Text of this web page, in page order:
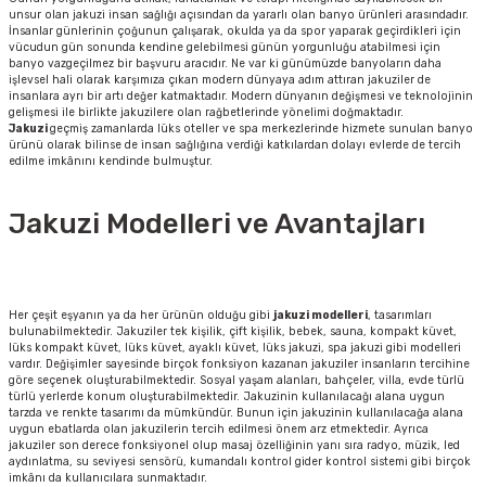
unsur olan jakuzi insan sağlığı açısından da yararlı olan banyo ürünleri arasındadır.
İnsanlar günlerinin çoğunun çalışarak, okulda ya da spor yaparak geçirdikleri için
vücudun gün sonunda kendine gelebilmesi günün yorgunluğu atabilmesi için
banyo vazgeçilmez bir başvuru aracıdır. Ne var ki günümüzde banyoların daha
işlevsel hali olarak karşımıza çıkan modern dünyaya adım attıran jakuziler de
insanlara ayrı bir artı değer katmaktadır. Modern dünyanın değişmesi ve teknolojinin
gelişmesi ile birlikte jakuzilere olan rağbetlerinde yönelimi doğmaktadır.
Jakuzigeçmiş zamanlarda lüks oteller ve spa merkezlerinde hizmete sunulan banyo
ürünü olarak bilinse de insan sağlığına verdiği katkılardan dolayı evlerde de tercih
edilme imkânını kendinde bulmuştur.
Jakuzi Modelleri ve Avantajları
Her çeşit eşyanın ya da her ürünün olduğu gibi jakuzi modelleri, tasarımları
bulunabilmektedir. Jakuziler tek kişilik, çift kişilik, bebek, sauna, kompakt küvet,
lüks kompakt küvet, lüks küvet, ayaklı küvet, lüks jakuzi, spa jakuzi gibi modelleri
vardır. Değişimler sayesinde birçok fonksiyon kazanan jakuziler insanların tercihine
göre seçenek oluşturabilmektedir. Sosyal yaşam alanları, bahçeler, villa, evde türlü
türlü yerlerde konum oluşturabilmektedir. Jakuzinin kullanılacağı alana uygun
tarzda ve renkte tasarımı da mümkündür. Bunun için jakuzinin kullanılacağa alana
uygun ebatlarda olan jakuzilerin tercih edilmesi önem arz etmektedir. Ayrıca
jakuziler son derece fonksiyonel olup masaj özelliğinin yanı sıra radyo, müzik, led
aydınlatma, su seviyesi sensörü, kumandalı kontrol gider kontrol sistemi gibi birçok
imkânı da kullanıcılara sunmaktadır.